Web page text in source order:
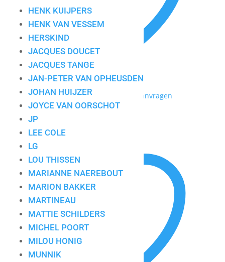
HENK KUIJPERS
HENK VAN VESSEM
HERSKIND
JACQUES DOUCET
JACQUES TANGE
JAN-PETER VAN OPHEUSDEN
JOHAN HUIJZER
JOYCE VAN OORSCHOT
JP
LEE COLE
LG
LOU THISSEN
MARIANNE NAEREBOUT
MARION BAKKER
MARTINEAU
MATTIE SCHILDERS
MICHEL POORT
MILOU HONIG
MUNNIK
Toevoegen aan mijn lijst / Offerte aanvragen
Bronze